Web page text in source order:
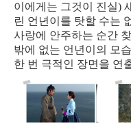
이에게는 그것이 진실)
린 언년이를 탓할 수는
사랑에 안주하는 순간
밖에 없는 언년이의 모
한 번 극적인 장면을 연